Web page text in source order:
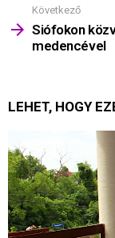
Következő
Siófokon
medencével
LEHET, HOGY